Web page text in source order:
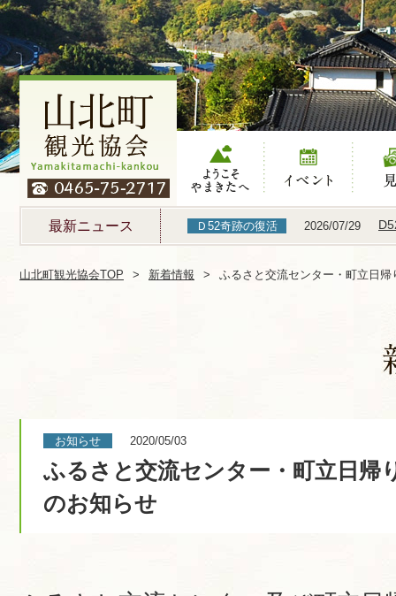
ようこそやまき
たへ
イベント 見る
最新ニュース Ｄ52奇跡の復活 2026/07/29
山北町観光協会TOP 新着情報 ふるさと交流センター・町立日
お知らせ 2020/05/03
ふるさと交流センター・町立日帰
のお知らせ